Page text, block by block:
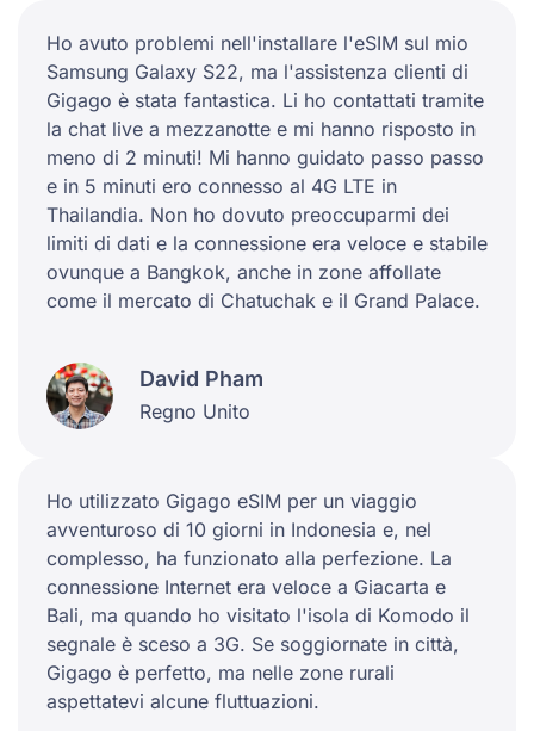
Ho avuto problemi nell'installare l'eSIM sul mio
Samsung Galaxy S22, ma l'assistenza clienti di
Gigago è stata fantastica. Li ho contattati tramite
la chat live a mezzanotte e mi hanno risposto in
meno di 2 minuti! Mi hanno guidato passo passo
e in 5 minuti ero connesso al 4G LTE in
Thailandia. Non ho dovuto preoccuparmi dei
limiti di dati e la connessione era veloce e stabile
ovunque a Bangkok, anche in zone affollate
come il mercato di Chatuchak e il Grand Palace.
David Pham
Regno Unito
Ho utilizzato Gigago eSIM per un viaggio
avventuroso di 10 giorni in Indonesia e, nel
complesso, ha funzionato alla perfezione. La
connessione Internet era veloce a Giacarta e
Bali, ma quando ho visitato l'isola di Komodo il
segnale è sceso a 3G. Se soggiornate in città,
Gigago è perfetto, ma nelle zone rurali
aspettatevi alcune fluttuazioni.